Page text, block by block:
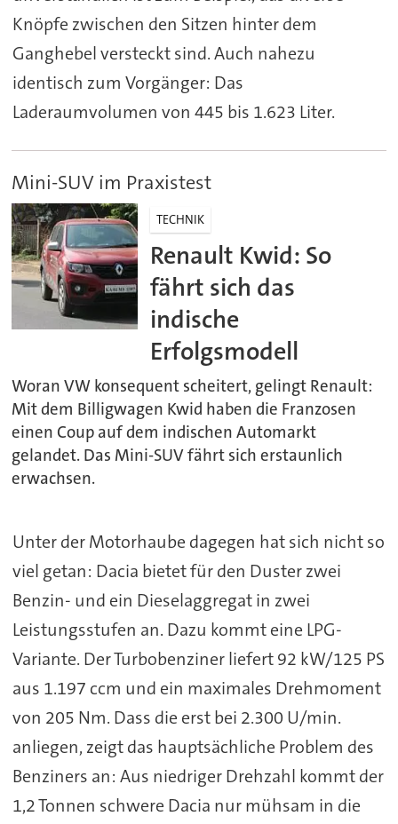
Knöpfe zwischen den Sitzen hinter dem
Ganghebel versteckt sind. Auch nahezu
identisch zum Vorgänger: Das
Laderaumvolumen von 445 bis 1.623 Liter.
Mini-SUV im Praxistest
TECHNIK
Renault Kwid: So
fährt sich das
indische
Erfolgsmodell
Woran VW konsequent scheitert, gelingt Renault:
Mit dem Billigwagen Kwid haben die Franzosen
einen Coup auf dem indischen Automarkt
gelandet. Das Mini-SUV fährt sich erstaunlich
erwachsen.
Unter der Motorhaube dagegen hat sich nicht so
viel getan: Dacia bietet für den Duster zwei
Benzin- und ein Dieselaggregat in zwei
Leistungsstufen an. Dazu kommt eine LPG-
Variante. Der Turbobenziner liefert 92 kW/125 PS
aus 1.197 ccm und ein maximales Drehmoment
von 205 Nm. Dass die erst bei 2.300 U/min.
anliegen, zeigt das hauptsächliche Problem des
Benziners an: Aus niedriger Drehzahl kommt der
1,2 Tonnen schwere Dacia nur mühsam in die